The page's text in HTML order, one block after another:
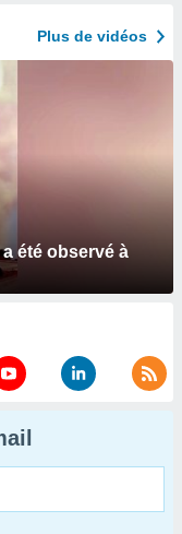
Plus de vidéos
été observé à